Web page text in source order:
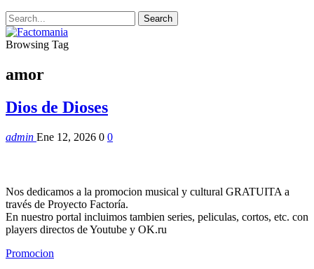
Browsing Tag
amor
Dios de Dioses
admin Ene 12, 2026 0 0
Nos dedicamos a la promocion musical y cultural GRATUITA a
través de Proyecto Factoría.
En nuestro portal incluimos tambien series, peliculas, cortos, etc. con
players directos de Youtube y OK.ru
Promocion